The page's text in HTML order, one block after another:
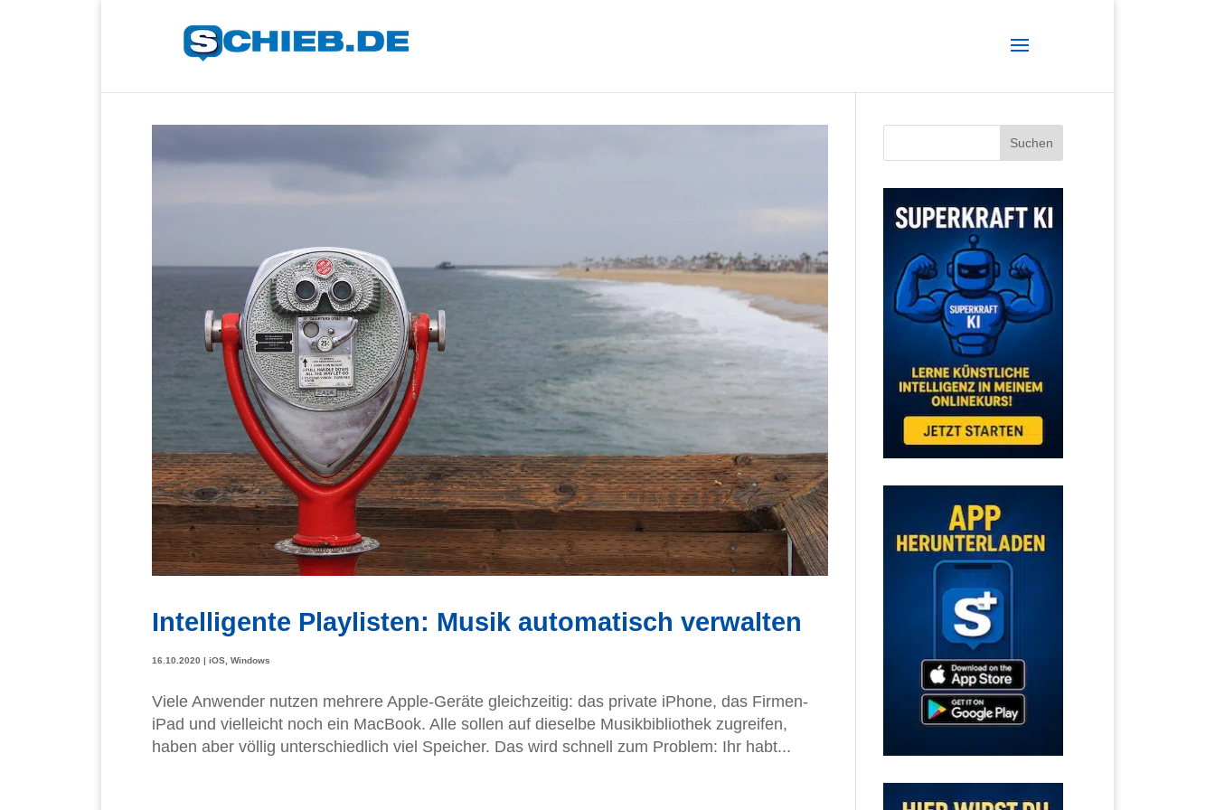
Intelligente Playlisten: Musik automatisch verwalten
16.10.2020 | iOS Windows
Viele Anwender nutzen mehrere Apple-Geräte gleichzeitig: das private iPhone, das Firmen-
iPad und vielleicht noch ein MacBook. Alle sollen auf dieselbe Musikbibliothek zugreifen,
haben aber völlig unterschiedlich viel Speicher. Das wird schnell zum Problem: Ihr habt...